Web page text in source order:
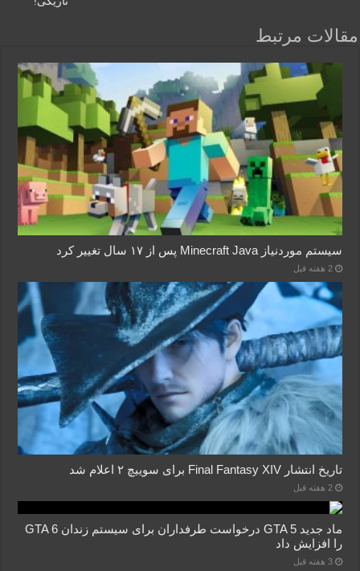
مقالات مرتبط
سیستم موردنیاز Minecraft Java پس از ۱۷ سال تغییر کرد
2 هفته قبل
تاریخ انتشار Final Fantasy XIV برای سوییچ ۲ اعلام شد
2 هفته قبل
ماد جدید GTA 5 درخواست طرفداران برای سیستم زندان GTA 6
را افزایش داد
3 هفته قبل